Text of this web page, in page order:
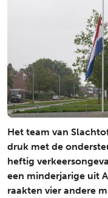
Het team van
druk met de
heftig
een minderjarige uit
raakten vier andere